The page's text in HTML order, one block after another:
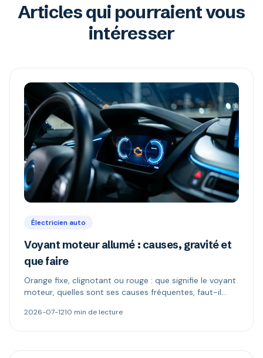
Articles qui pourraient vous
intéresser
Électricien auto
Voyant moteur allumé : causes, gravité et
que faire
Orange fixe, clignotant ou rouge : que signifie le voyant
moteur, quelles sont ses causes fréquentes, faut-il
2026-07-1210 min de lecture